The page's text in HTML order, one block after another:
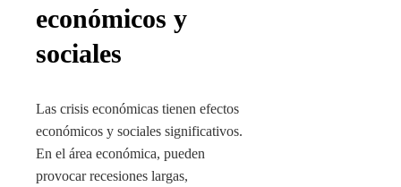
económicos y
sociales
Las crisis económicas tienen efectos
económicos y sociales significativos.
En el área económica, pueden
provocar recesiones largas,